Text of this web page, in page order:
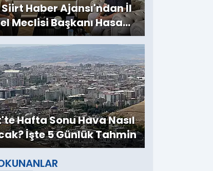
Siirt Haber Ajansı'ndan İl
Meclisi Başkanı Hasan
Ziyaret: Kırsala
Yatırımlar
Hafta Sonu Hava Nasıl
İşte 5 Günlük Tahmin